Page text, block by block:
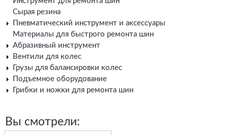
Сырая резина
Пневматический инструмент и аксессуары
Материалы для быстрого ремонта шин
Абразивный инструмент
Вентили для колес
Грузы для балансировки колес
Подъемное оборудование
Грибки и ножки для ремонта шин
Вы смотрели: